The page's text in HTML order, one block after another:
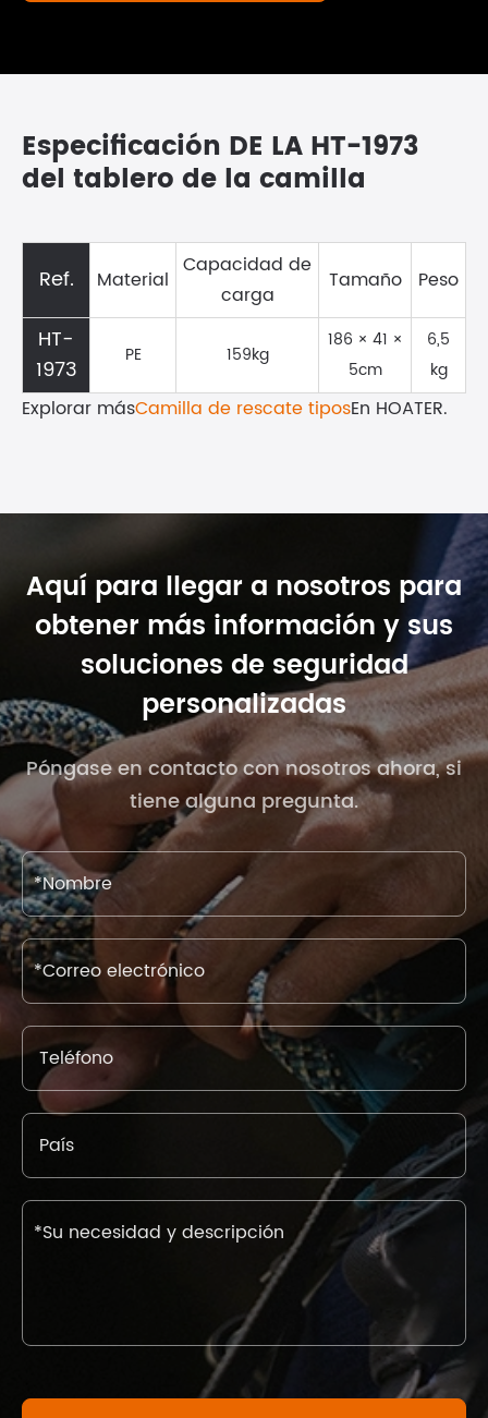
Especificación DE LA HT-1973
del tablero de la camilla
Ref. Material
Capacidad de
carga
Tamaño Peso
HT-
1973
PE 159kg
186 × 41 ×
5cm
6,5
kg
Explorar másCamilla de rescate tiposEn HOATER.
Aquí para llegar a nosotros para
obtener más información y sus
soluciones de seguridad
personalizadas
Póngase en contacto con nosotros ahora, si
tiene alguna pregunta.